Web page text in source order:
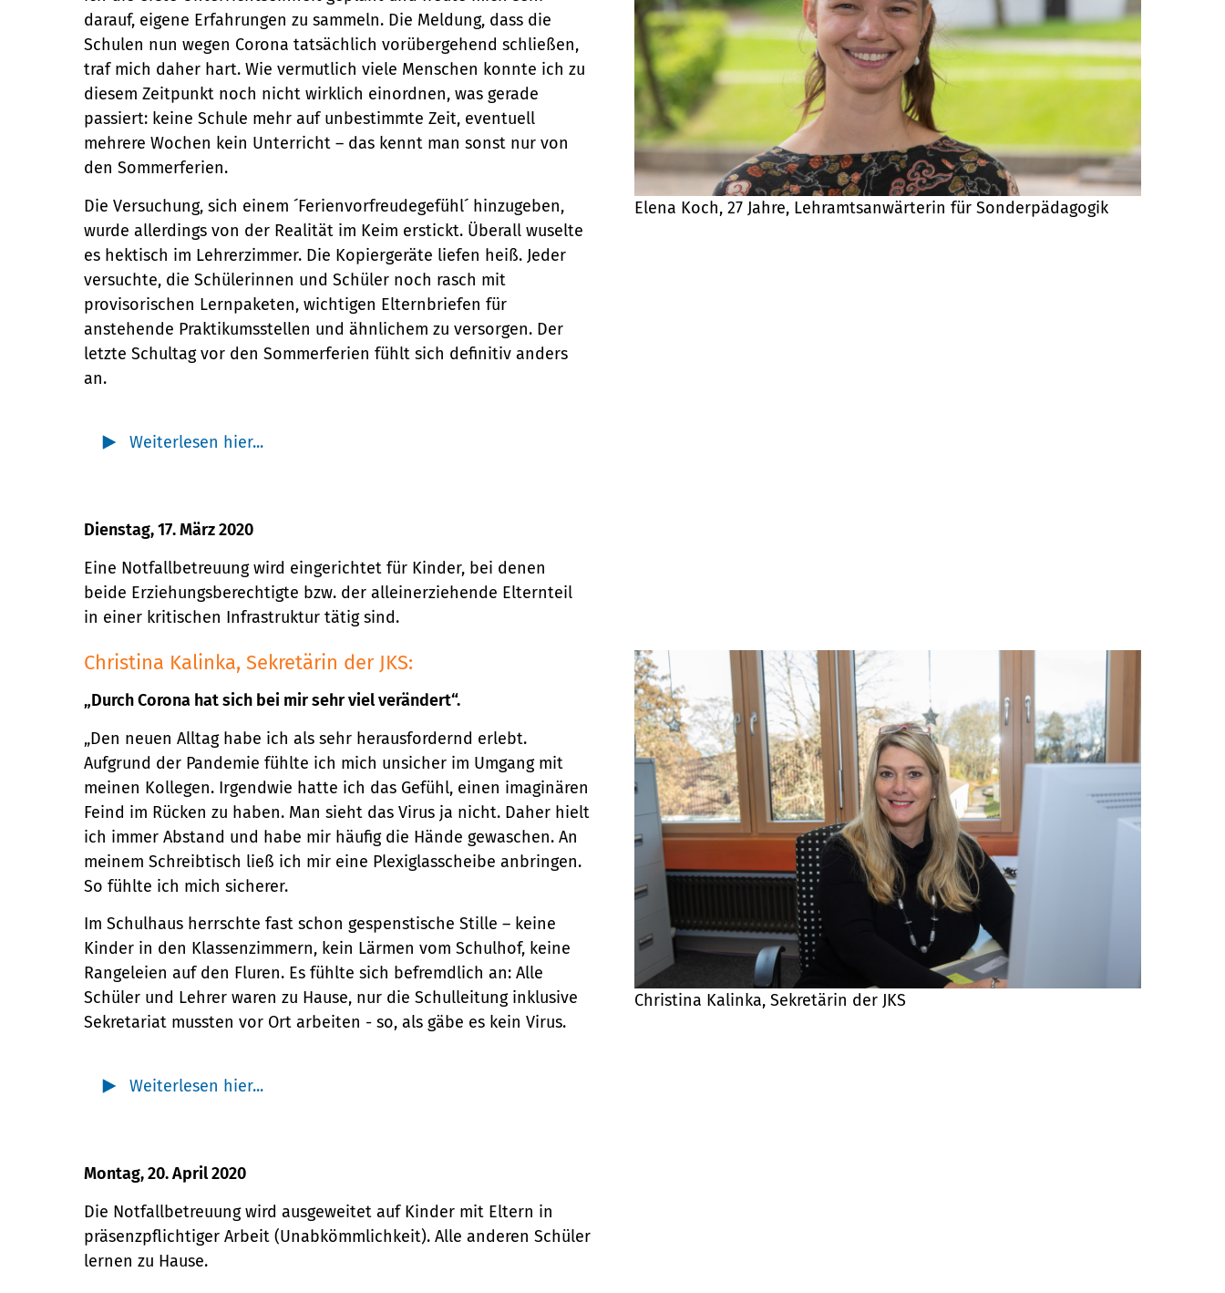
darauf, eigene Erfahrungen zu sammeln. Die Meldung, dass die
Schulen nun wegen Corona tatsächlich vorübergehend schließen,
traf mich daher hart. Wie vermutlich viele Menschen konnte ich zu
diesem Zeitpunkt noch nicht wirklich einordnen, was gerade
passiert: keine Schule mehr auf unbestimmte Zeit, eventuell
mehrere Wochen kein Unterricht – das kennt man sonst nur von
den Sommerferien.
Die Versuchung, sich einem ´Ferienvorfreudegefühl´ hinzugeben,
wurde allerdings von der Realität im Keim erstickt. Überall wuselte
es hektisch im Lehrerzimmer. Die Kopiergeräte liefen heiß. Jeder
versuchte, die Schülerinnen und Schüler noch rasch mit
provisorischen Lernpaketen, wichtigen Elternbriefen für
anstehende Praktikumsstellen und ähnlichem zu versorgen. Der
letzte Schultag vor den Sommerferien fühlt sich definitiv anders
an.
Weiterlesen hier...
Elena Koch, 27 Jahre, Lehramtsanwärterin für Sonderpädagogik
Dienstag, 17. März 2020
Eine Notfallbetreuung wird eingerichtet für Kinder, bei denen
beide Erziehungsberechtigte bzw. der alleinerziehende Elternteil
in einer kritischen Infrastruktur tätig sind.
Christina Kalinka, Sekretärin der JKS:
„Durch Corona hat sich bei mir sehr viel verändert“.
„Den neuen Alltag habe ich als sehr herausfordernd erlebt.
Aufgrund der Pandemie fühlte ich mich unsicher im Umgang mit
meinen Kollegen. Irgendwie hatte ich das Gefühl, einen imaginären
Feind im Rücken zu haben. Man sieht das Virus ja nicht. Daher hielt
ich immer Abstand und habe mir häufig die Hände gewaschen. An
meinem Schreibtisch ließ ich mir eine Plexiglasscheibe anbringen.
So fühlte ich mich sicherer.
Im Schulhaus herrschte fast schon gespenstische Stille – keine
Kinder in den Klassenzimmern, kein Lärmen vom Schulhof, keine
Rangeleien auf den Fluren. Es fühlte sich befremdlich an: Alle
Schüler und Lehrer waren zu Hause, nur die Schulleitung inklusive
Sekretariat mussten vor Ort arbeiten - so, als gäbe es kein Virus.
Weiterlesen hier...
Christina Kalinka, Sekretärin der JKS
Montag, 20. April 2020
Die Notfallbetreuung wird ausgeweitet auf Kinder mit Eltern in
präsenzpflichtiger Arbeit (Unabkömmlichkeit). Alle anderen Schüler
lernen zu Hause.